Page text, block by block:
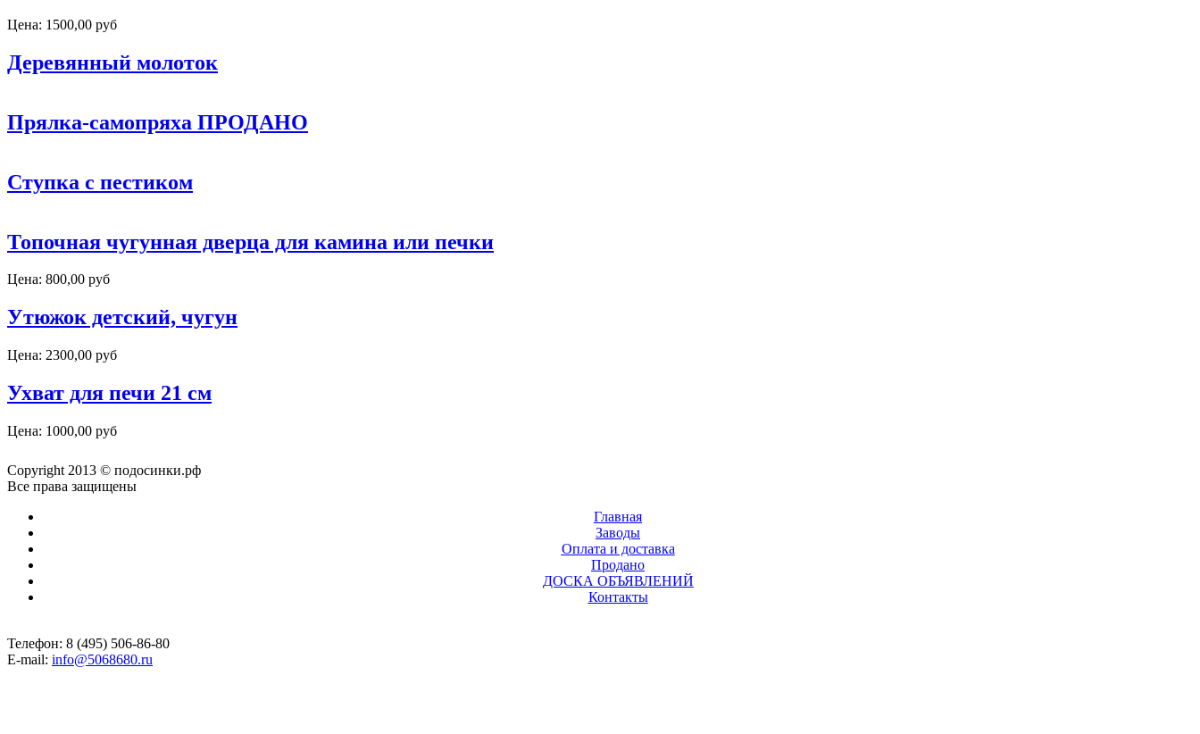
Цена: 1500,00 руб
Деревянный молоток
Прялка-самопряха ПРОДАНО
Ступка с пестиком
Топочная чугунная дверца для камина или печки
Цена: 800,00 руб
Утюжок детский, чугун
Цена: 2300,00 руб
Ухват для печи 21 см
Цена: 1000,00 руб
Copyright 2013 © подосинки.рф
Все права защищены
Главная
Заводы
Оплата и доставка
Продано
ДОСКА ОБЪЯВЛЕНИЙ
Контакты
Телефон: 8 (495) 506-86-80
E-mail: info@5068680.ru